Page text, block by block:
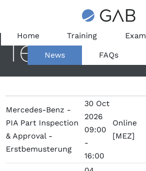
Home Training Exam
News FAQs
Termine
Mercedes-Benz -
PIA Part Inspection
& Approval -
Erstbemusterung
30 Oct
2026
09:00
-
16:00
Online
[MEZ]